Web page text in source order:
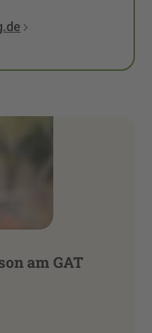
am GAT